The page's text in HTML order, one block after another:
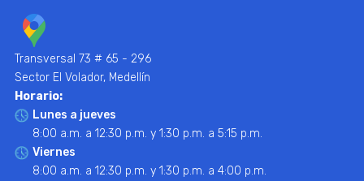
Transversal 73 # 65 - 296
Sector El Volador, Medellín
Horario:
Lunes a jueves
8:00 a.m. a 12:30 p.m. y 1:30 p.m. a 5:15 p.m.
Viernes
8:00 a.m. a 12:30 p.m. y 1:30 p.m. a 4:00 p.m.